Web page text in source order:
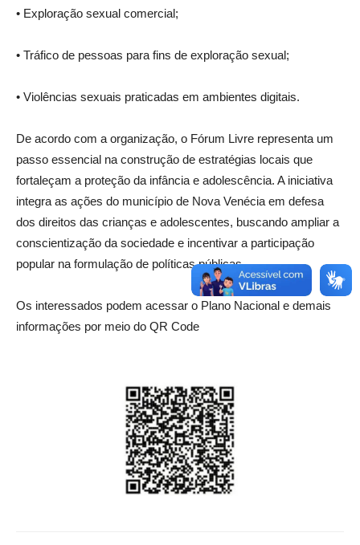
• Exploração sexual comercial;
• Tráfico de pessoas para fins de exploração sexual;
• Violências sexuais praticadas em ambientes digitais.
De acordo com a organização, o Fórum Livre representa um
passo essencial na construção de estratégias locais que
fortaleçam a proteção da infância e adolescência. A iniciativa
integra as ações do município de Nova Venécia em defesa
dos direitos das crianças e adolescentes, buscando ampliar a
conscientização da sociedade e incentivar a participação
popular na formulação de políticas públicas.
Os interessados podem acessar o Plano Nacional e demais
informações por meio do QR Code